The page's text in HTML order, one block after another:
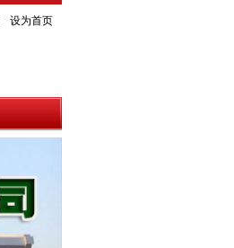
设为首页